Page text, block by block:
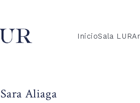
InicioSala LUR
Sara Aliaga